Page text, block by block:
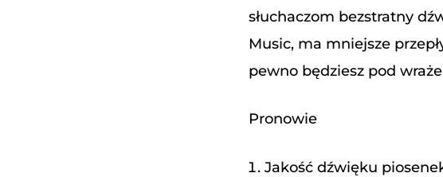
słuchaczom bezstratny
Music, ma mniejsze
pewno będziesz pod
Pronowie
Jakość dźwięku